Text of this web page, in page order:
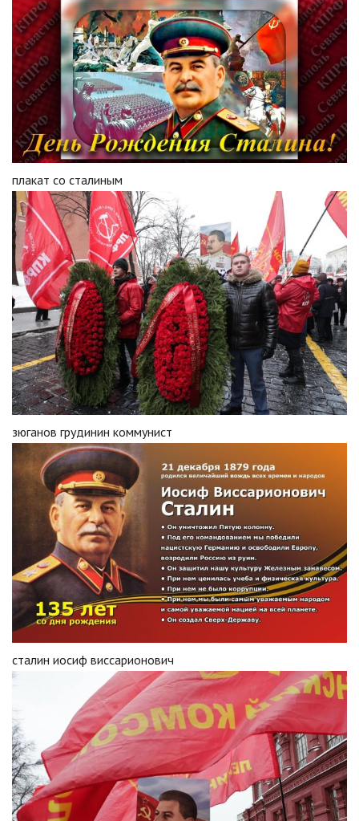
плакат со сталиным
зюганов грудинин коммунист
сталин иосиф виссарионович